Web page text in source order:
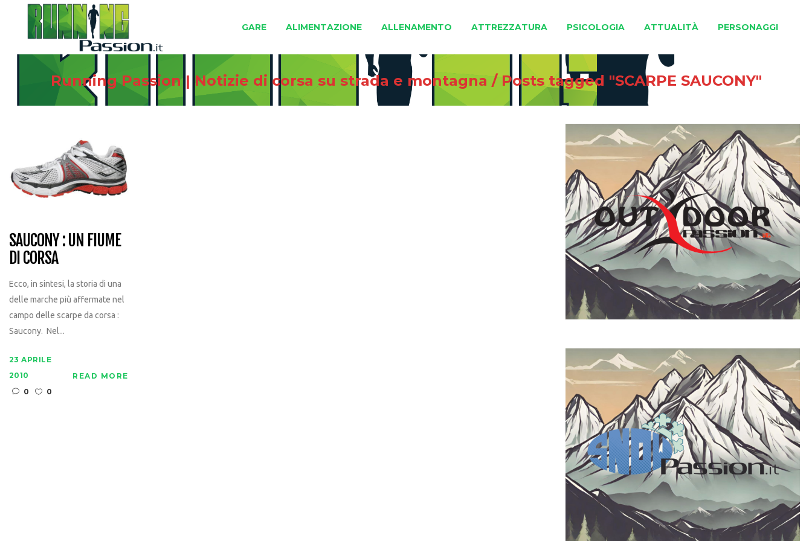
GARE ALIMENTAZIONE ALLENAMENTO ATTREZZATURA PSICOLOGIA ATTUALITÀ PERSONAGGI
Running Passion | Notizie di corsa su strada e montagna /Posts tagged "SCARPE SAUCONY"
SAUCONY : UN FIUME
DI CORSA
Ecco, in sintesi, la storia di una
delle marche più affermate nel
campo delle scarpe da corsa :
Saucony. Nel...
23 APRILE
2010
0
0
READ MORE